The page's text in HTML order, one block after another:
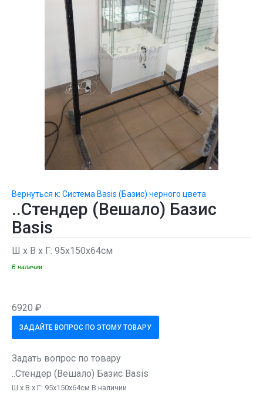
Вернуться к: Система Basis (Базис) черного цвета
..Стендер (Вешало) Базис
Basis
Ш х В х Г: 95х150х64см
В наличии
6920 ₽
ЗАДАЙТЕ ВОПРОС ПО ЭТОМУ ТОВАРУ
Задать вопрос по товару
..Стендер (Вешало) Базис Basis
Ш х В х Г: 95х150х64см В наличии